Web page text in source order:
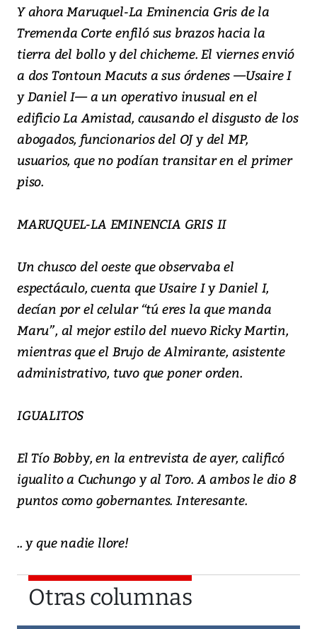
Y ahora Maruquel-La Eminencia Gris de la
Tremenda Corte enfiló sus brazos hacia la
tierra del bollo y del chicheme. El viernes envió
a dos Tontoun Macuts a sus órdenes —Usaire I
y Daniel I— a un operativo inusual en el
edificio La Amistad, causando el disgusto de los
abogados, funcionarios del OJ y del MP,
usuarios, que no podían transitar en el primer
piso.
MARUQUEL-LA EMINENCIA GRIS II
Un chusco del oeste que observaba el
espectáculo, cuenta que Usaire I y Daniel I,
decían por el celular “tú eres la que manda
Maru”, al mejor estilo del nuevo Ricky Martin,
mientras que el Brujo de Almirante, asistente
administrativo, tuvo que poner orden.
IGUALITOS
El Tío Bobby, en la entrevista de ayer, calificó
igualito a Cuchungo y al Toro. A ambos le dio 8
puntos como gobernantes. Interesante.
.. y que nadie llore!
Otras columnas